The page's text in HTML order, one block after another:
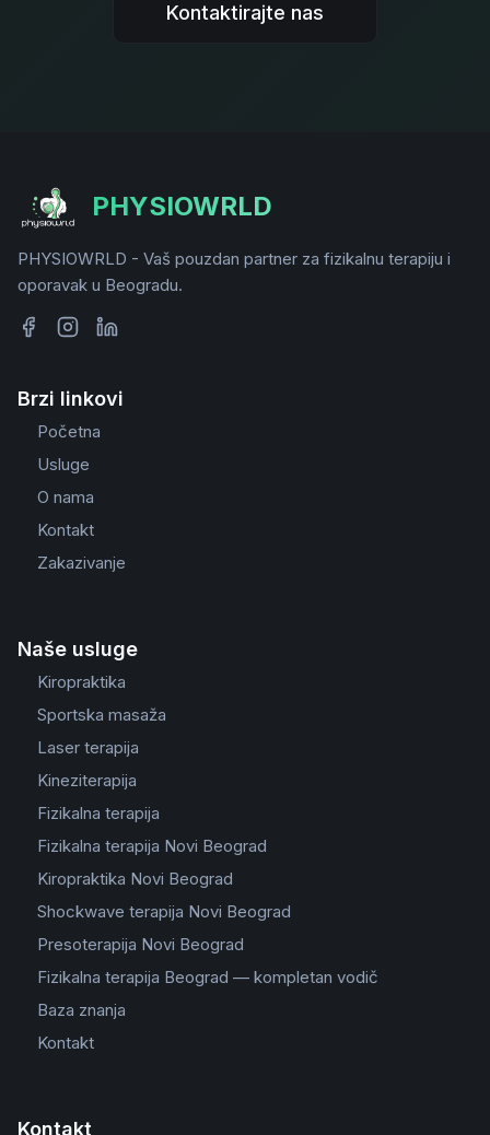
Kontaktirajte nas
PHYSIOWRLD
PHYSIOWRLD - Vaš pouzdan partner za fizikalnu terapiju i
oporavak u Beogradu.
Brzi linkovi
Početna
Usluge
O nama
Kontakt
Zakazivanje
Naše usluge
Kiropraktika
Sportska masaža
Laser terapija
Kineziterapija
Fizikalna terapija
Fizikalna terapija Novi Beograd
Kiropraktika Novi Beograd
Shockwave terapija Novi Beograd
Presoterapija Novi Beograd
Fizikalna terapija Beograd — kompletan vodič
Baza znanja
Kontakt
Kontakt